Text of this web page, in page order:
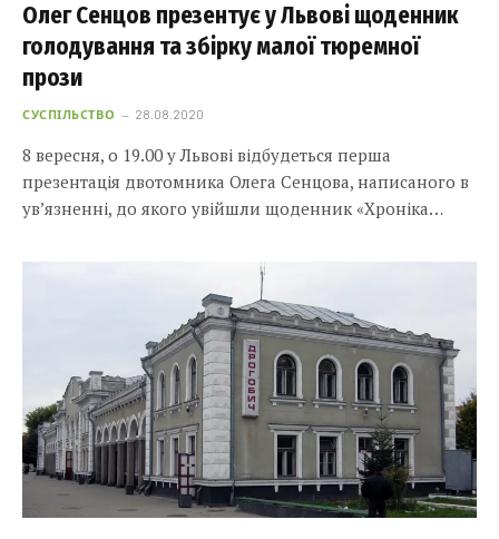
Олег Сенцов презентує у Львові щоденник
голодування та збірку малої тюремної
прози
СУСПІЛЬСТВО 28.08.2020
8 вересня, о 19.00 у Львові відбудеться перша
презентація двотомника Олега Сенцова, написаного в
ув’язненні, до якого увійшли щоденник «Хроніка…